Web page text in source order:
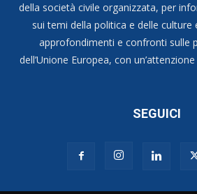
della società civile organizzata, per
sui temi della politica e delle culture
approfondimenti e confronti sulle
dell’Unione Europea, con
SEGUICI